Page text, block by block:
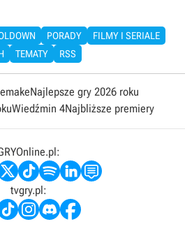
PORADY
FILMY I SERIALE
TEMATY RSS
Najlepsze gry 2026 roku
Wiedźmin 4Najbliższe premiery
tvgry.pl: